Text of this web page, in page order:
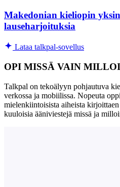
Makedonian kieliopin
lauseharjoituksia
Lataa talkpal-sovellus
OPI MISSÄ VAIN
Talkpal on tekoälyyn pohjautuva
verkossa ja mobiilissa. Nopeuta
mielenkiintoisista aiheista
kuuloisia ääniviestejä missä ja